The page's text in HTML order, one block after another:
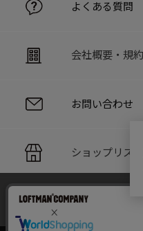
よくある質問
会社概要・規約
お問い合わせ
ショップリスト
PC版サイト
当サイトでは利用体験の向上
ラフィックの分析を目的とし
サイトの閲覧を継続された場